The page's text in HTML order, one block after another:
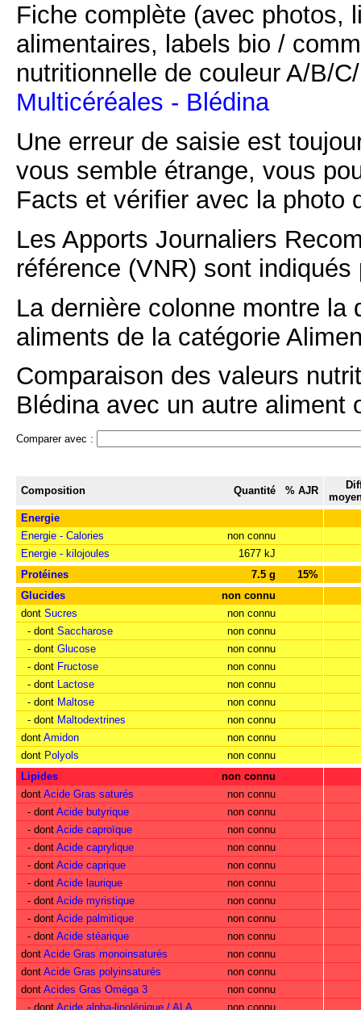
Fiche complète (avec photos,
alimentaires, labels bio /
nutritionnelle de couleur A/B/
Multicéréales - Blédina
Une erreur de saisie est
vous semble étrange, vous
Facts et vérifier avec la photo
Les Apports Journaliers
référence (VNR) sont
La dernière colonne montre
aliments de la catégorie
Comparaison des valeurs
Blédina avec un autre aliment
Comparer avec :
Composition Quantité % AJR
Energie
Energie - Calories
non connu
Energie - kilojoules
1677 kJ
Protéines
7.5 g
15%
Glucides
non connu
dont Sucres
non connu
- dont Saccharose
non connu
- dont Glucose
non connu
- dont Fructose
non connu
- dont Lactose
non connu
- dont Maltose
non connu
- dont Maltodextrines
non connu
dont Amidon
non connu
dont Polyols
non connu
Lipides
non connu
dont Acide Gras saturés
non connu
- dont Acide butyrique
non connu
- dont Acide caproïque
non connu
- dont Acide caprylique
non connu
- dont Acide caprique
non connu
- dont Acide laurique
non connu
- dont Acide myristique
non connu
- dont Acide palmitique
non connu
- dont Acide stéarique
non connu
dont Acide Gras monoinsaturés
non connu
dont Acide Gras polyinsaturés
non connu
dont Acides Gras Oméga 3
non connu
- dont Acide alpha-linolénique / ALA non connu